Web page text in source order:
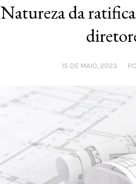
Natureza da
15 DE MAIO, 2023